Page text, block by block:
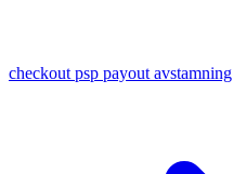
checkout psp payout avstamning